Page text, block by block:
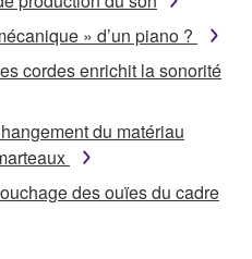
» d’un piano ?
cordes enrichit la sonorité
du matériau
des ouïes du cadre